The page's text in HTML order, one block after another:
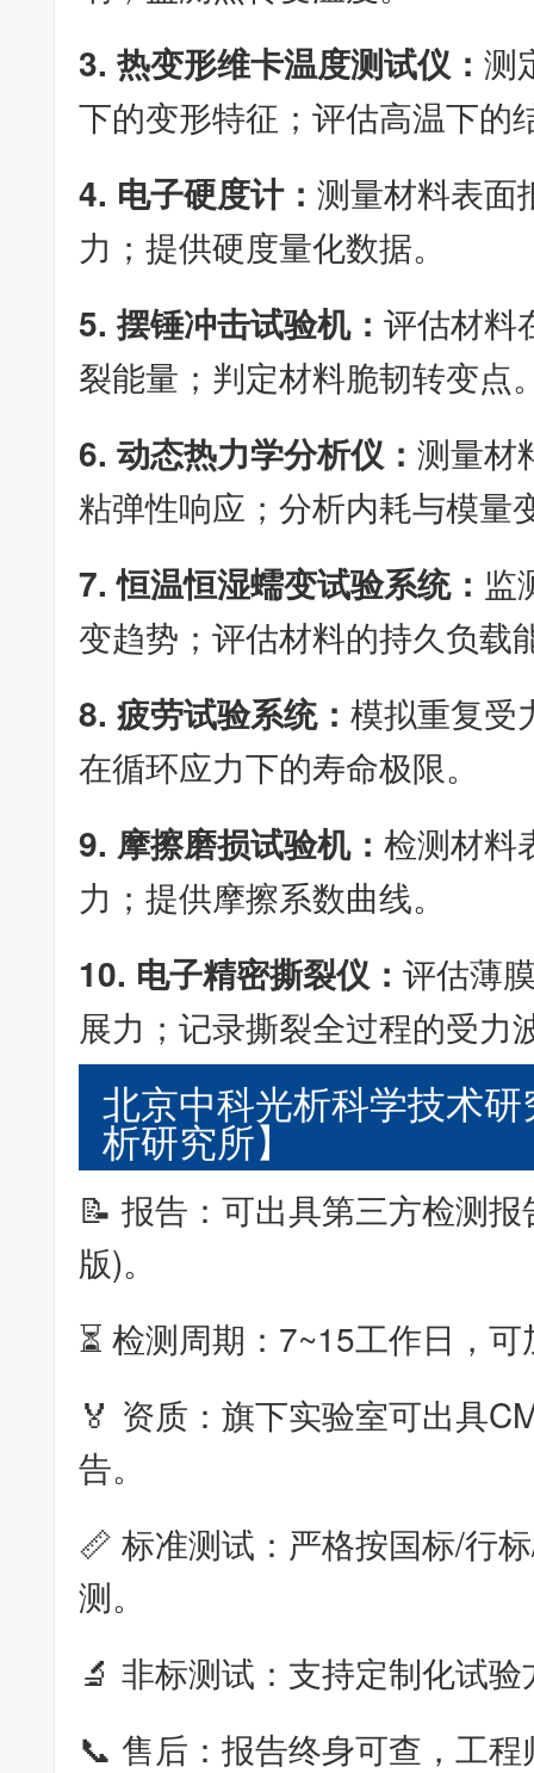
3. 热变形维卡温度测试仪：测
下的变形特征；评估高温下的
4. 电子硬度计：测量材料表面
力；提供硬度量化数据。
5. 摆锤冲击试验机：评估材料
裂能量；判定材料脆韧转变点
6. 动态热力学分析仪：测量材
粘弹性响应；分析内耗与模量
7. 恒温恒湿蠕变试验系统： 监
变趋势；评估材料的持久负载
8. 疲劳试验系统：模拟重复受
在循环应力下的寿命极限。
9. 摩擦磨损试验机：检测材料
力；提供摩擦系数曲线。
10. 电子精密撕裂仪：评估薄
展力；记录撕裂全过程的受力
北京中科光析科学技术
析研究所】
📝 报告：可出具第三方检测
版)。
⏳ 检测周期：7~15工作日，
🏅 资质：旗下实验室可出具
告。
📏 标准测试：严格按国标/行
测。
🔬 非标测试：支持定制化试
📞 售后：报告终身可查，工